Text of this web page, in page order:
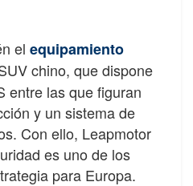
el equipamiento
chino, que dispone
entre las que figuran
y un sistema de
Con ello, Leapmotor
es uno de los
para Europa.